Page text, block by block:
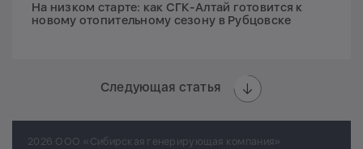
На низком старте: как СГК-Алтай готовится к
новому отопительному сезону в Рубцовске
Следующая статья
2026 ООО «Сибирская генерирующая компания»